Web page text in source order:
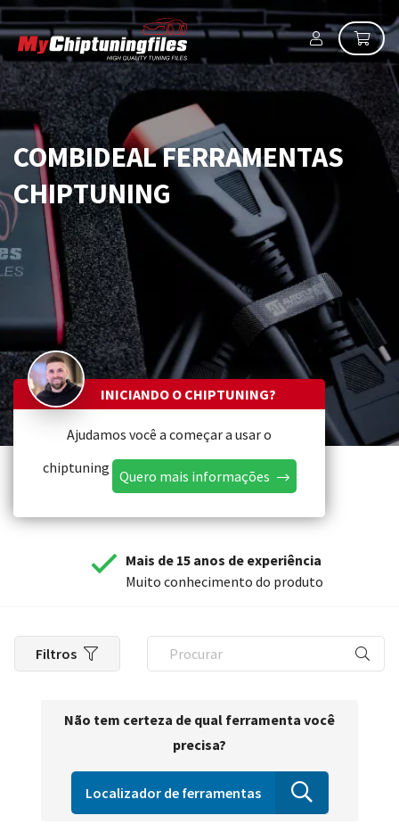
COMBIDEAL FERRAMENTAS
CHIPTUNING
INICIANDO O CHIPTUNING?
Ajudamos você a começar a usar o
chiptuning
Quero mais informações
Mais de 15 anos de experiência
Muito conhecimento do produto
Filtros
Não tem certeza de qual ferramenta você
precisa?
Localizador de ferramentas